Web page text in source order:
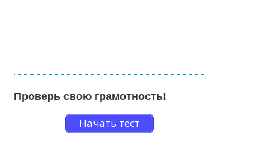
Проверь свою грамотность!
Начать тест